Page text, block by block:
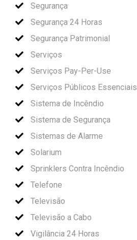
Segurança
Segurança 24 Horas
Segurança Patrimonial
Serviços
Serviços Pay-Per-Use
Serviços Públicos Essenciais
Sistema de Incêndio
Sistema de Segurança
Sistemas de Alarme
Solarium
Sprinklers Contra Incêndio
Telefone
Televisão
Televisão a Cabo
Vigilância 24 Horas